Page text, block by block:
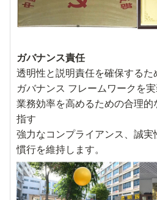
ガバナンス責任
透明性と説明責任を確保するた
ガバナンス フレームワークを実
業務効率を高めるための合理的
指す
強力なコンプライアンス、誠
慣行を維持します。